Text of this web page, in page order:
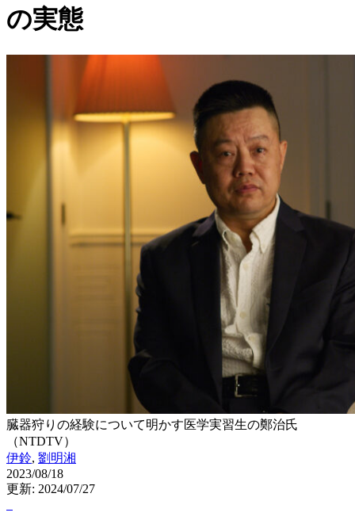
の実態
臓器狩りの経験について明かす医学実習生の鄭治氏
（NTDTV）
伊鈴, 劉明湘
2023/08/18
更新: 2024/07/27